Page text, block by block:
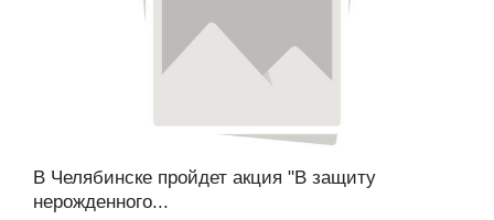
В Челябинске пройдет акция "В защиту
нерожденного...